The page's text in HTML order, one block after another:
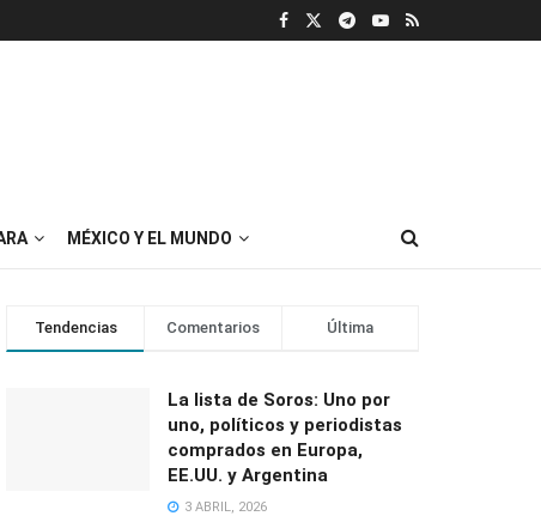
MÉXICO Y EL MUNDO
Tendencias Comentarios Última
La lista de Soros: Uno por
uno, políticos y periodistas
comprados en Europa,
EE.UU. y Argentina
3 ABRIL, 2026